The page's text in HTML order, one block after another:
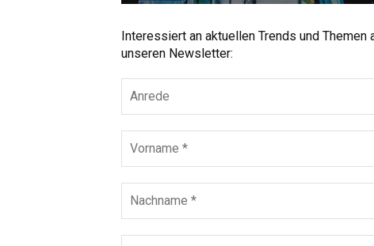
Interessiert an aktuellen Trends und
unseren Newsletter: